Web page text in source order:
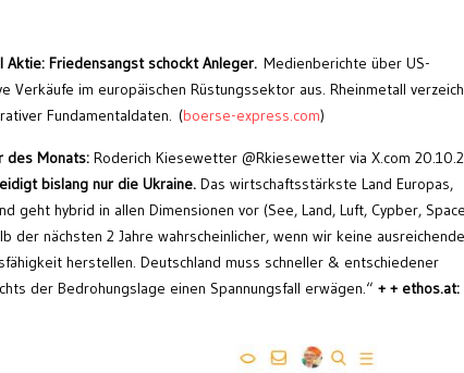
Aktie: Friedensangst schockt Anleger. Medienberichte über US-
Verkäufe im europäischen Rüstungssektor aus. Rheinmetall
Fundamentaldaten. (boerse-express.com)
des Monats: Roderich Kiesewetter @Rkiesewetter via X.com
bislang nur die Ukraine. Das wirtschaftsstärkste Land Europas,
geht hybrid in allen Dimensionen vor (See, Land, Luft, Cypber,
der nächsten 2 Jahre wahrscheinlicher, wenn wir keine ausreichende
herstellen. Deutschland muss schneller & entschiedener
der Bedrohungslage einen Spannungsfall erwägen.“ + + ethos.at: